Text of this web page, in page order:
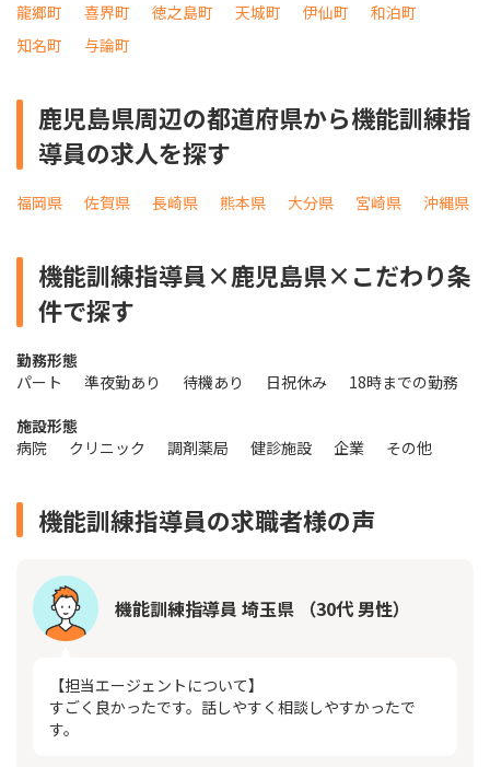
龍郷町
喜界町 徳之島町 天城町 伊仙町
和泊町
知名町
与論町
鹿児島県周辺の都道府県から機能訓練指
導員の求人を探す
福岡県 佐賀県 長崎県 熊本県 大分県 宮崎県 沖縄県
機能訓練指導員×鹿児島県×こだわり条
件で探す
勤務形態
パート
準夜勤あり 待機あり 日祝休み
18時までの勤務
施設形態
病院
クリニック 調剤薬局 健診施設 企業 その他
機能訓練指導員の求職者様の声
機能訓練指導員 埼玉県 （30代 男性）
【担当エージェントについて】
すごく良かったです。話しやすく相談しやすかったで
す。